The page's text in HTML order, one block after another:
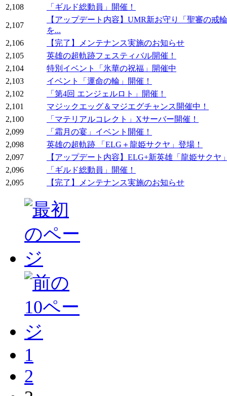
2,108
「ギルド総動員」開催！
2,107
【アップデート内容】UMR新お守り「聖審の戒
を...
2,106
【完了】メンテナンス実施のお知らせ
2,105
英雄の超軌跡フェスティバル開催！
2,104
特別イベント「氷華の祝福」開催中
2,103
イベント「運命の輪」開催！
2,102
「第4回 エンジェルロト」開催！
2,101
マジックエッグ＆マジエグチャンス開催中！
2,100
「マテリアルコレクト」Xサーバー開催！
2,099
「霜月の宴」イベント開催！
2,098
英雄の超軌跡 「ELG＋龍姫サクヤ」登場！
2,097
【アップデート内容】ELG+新英雄「龍姫サクヤ
2,096
「ギルド総動員」開催！
2,095
【完了】メンテナンス実施のお知らせ
1
2